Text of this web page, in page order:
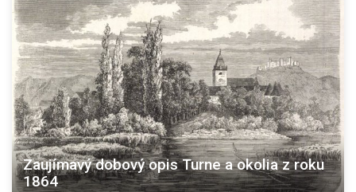
Zaujímavý dobový opis Turne a okolia z roku
1864